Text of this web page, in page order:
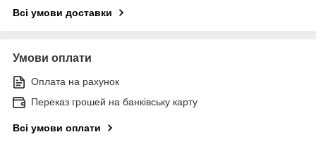
Всі умови доставки
Умови оплати
Оплата на рахунок
Переказ грошей на банківську карту
Всі умови оплати